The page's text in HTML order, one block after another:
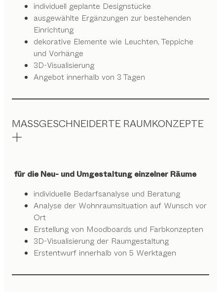
individuell geplante Designstücke
ausgewählte Ergänzungen zur bestehenden
Einrichtung
dekorative Elemente wie Leuchten, Teppiche
und Vorhänge
3D-Visualisierung
Angebot innerhalb von 3 Tagen
MASSGESCHNEIDERTE RAUMKONZEPTE
für die Neu- und Umgestaltung einzelner Räume
individuelle Bedarfsanalyse und Beratung
Analyse der Wohnraumsituation auf Wunsch vor
Ort
Erstellung von Moodboards und Farbkonzepten
3D-Visualisierung der Raumgestaltung
Erstentwurf innerhalb von 5 Werktagen